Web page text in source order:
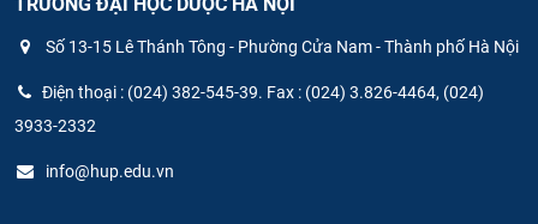
Số 13-15 Lê Thánh Tông - Phường Cửa Nam - Thành phố Hà Nội
Điện thoại : (024) 382-545-39. Fax : (024) 3.826-4464, (024)
3933-2332
info@hup.edu.vn